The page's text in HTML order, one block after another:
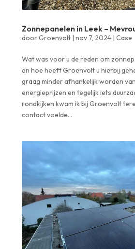
Zonnepanelen in Leek –
doorGroenvolt| nov 7, 2024| Case
Wat was voor u de reden om
en hoe heeft Groenvolt u hierbij
graag minder afhankelijk worden
energieprijzen en tegelijk iets
rondkijken kwam ik bij Groenvolt
contact voelde...